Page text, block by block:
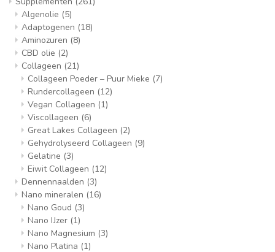
Algenolie (5)
Adaptogenen (18)
Aminozuren (8)
CBD olie (2)
Collageen (21)
Collageen Poeder – Puur Mieke (7)
Rundercollageen (12)
Vegan Collageen (1)
Viscollageen (6)
Great Lakes Collageen (2)
Gehydrolyseerd Collageen (9)
Gelatine (3)
Eiwit Collageen (12)
Dennennaalden (3)
Nano mineralen (16)
Nano Goud (3)
Nano IJzer (1)
Nano Magnesium (3)
Nano Platina (1)